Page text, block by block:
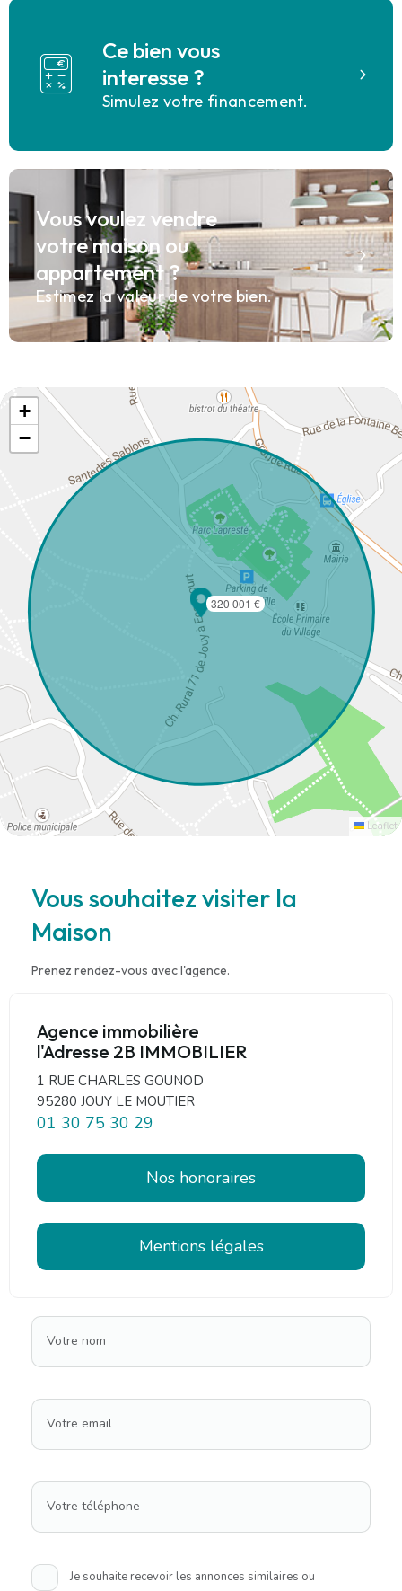
Ce bien vous
interesse ?
Simulez votre financement.
Vous voulez vendre
votre maison ou
appartement ?
Estimez la valeur de votre bien.
320 001 €
+
−
Leaflet
Vous souhaitez visiter la
Maison
Prenez rendez-vous avec l'agence.
Agence immobilière
l'Adresse 2B IMMOBILIER
1 RUE CHARLES GOUNOD
95280 JOUY LE MOUTIER
01 30 75 30 29
Nos honoraires
Mentions légales
Votre nom
Votre email
Votre téléphone
Je souhaite recevoir les annonces similaires ou